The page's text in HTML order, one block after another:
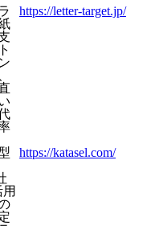
https://letter-target.jp/
https://katasel.com/